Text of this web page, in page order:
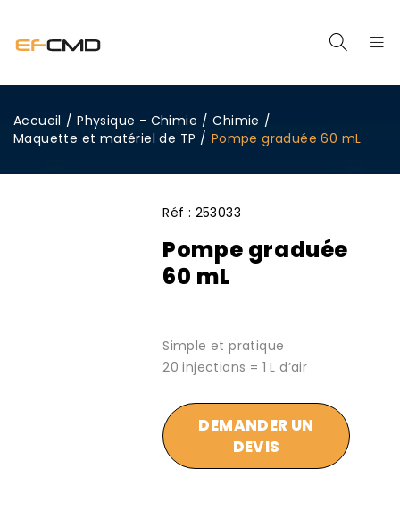
Accueil / Physique - Chimie / Chimie /
Maquette et matériel de TP / Pompe graduée 60 mL
Réf : 253033
Pompe graduée
60 mL
Simple et pratique
20 injections = 1 L d’air
DEMANDER UN
DEVIS